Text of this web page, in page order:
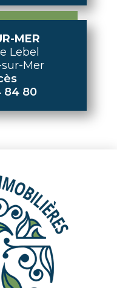
MER
Lebel
Mer
84 80